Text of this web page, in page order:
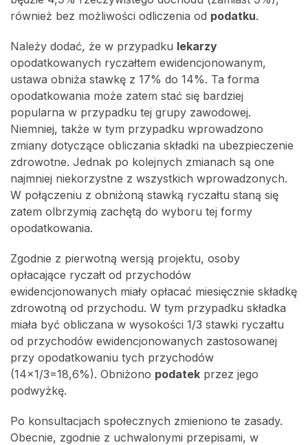
również bez możliwości odliczenia od podatku.
Należy dodać, że w przypadku lekarzy
opodatkowanych ryczałtem ewidencjonowanym,
ustawa obniża stawkę z 17% do 14%. Ta forma
opodatkowania może zatem stać się bardziej
popularna w przypadku tej grupy zawodowej.
Niemniej, także w tym przypadku wprowadzono
zmiany dotyczące obliczania składki na ubezpieczenie
zdrowotne. Jednak po kolejnych zmianach są one
najmniej niekorzystne z wszystkich wprowadzonych.
W połączeniu z obniżoną stawką ryczałtu staną się
zatem olbrzymią zachętą do wyboru tej formy
opodatkowania.
Zgodnie z pierwotną wersją projektu, osoby
opłacające ryczałt od przychodów
ewidencjonowanych miały opłacać miesięcznie składkę
zdrowotną od przychodu. W tym przypadku składka
miała być obliczana w wysokości 1/3 stawki ryczałtu
od przychodów ewidencjonowanych zastosowanej
przy opodatkowaniu tych przychodów
(14×1/3=18,6%). Obniżono podatek przez jego
podwyżkę.
Po konsultacjach społecznych zmieniono te zasady.
Obecnie, zgodnie z uchwalonymi przepisami, w